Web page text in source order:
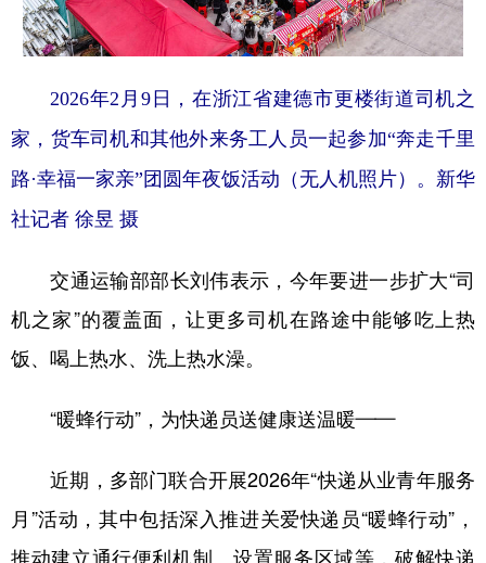
2026年2月9日，在浙江省建德市更楼街道司机之
家，货车司机和其他外来务工人员一起参加“奔走千里
路·幸福一家亲”团圆年夜饭活动（无人机照片）。新华
社记者 徐昱 摄
交通运输部部长刘伟表示，今年要进一步扩大“司
机之家”的覆盖面，让更多司机在路途中能够吃上热
饭、喝上热水、洗上热水澡。
“暖蜂行动”，为快递员送健康送温暖——
近期，多部门联合开展2026年“快递从业青年服务
月”活动，其中包括深入推进关爱快递员“暖蜂行动”，
推动建立通行便利机制、设置服务区域等，破解快递